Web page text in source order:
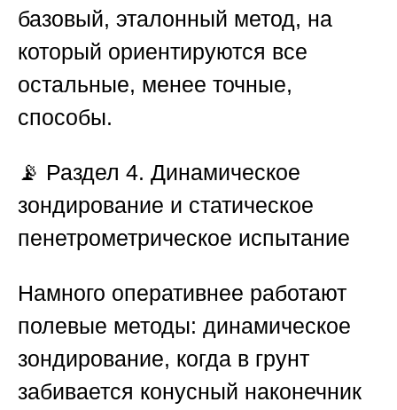
базовый, эталонный метод, на
который ориентируются все
остальные, менее точные,
способы.
📡 Раздел 4. Динамическое
зондирование и статическое
пенетрометрическое испытание
Намного оперативнее работают
полевые методы: динамическое
зондирование, когда в грунт
забивается конусный наконечник